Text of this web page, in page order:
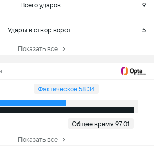
Всего ударов 9
Удары в створ ворот 5
Показать все
Фактическое 58:34
Общее время 97:01
Показать все